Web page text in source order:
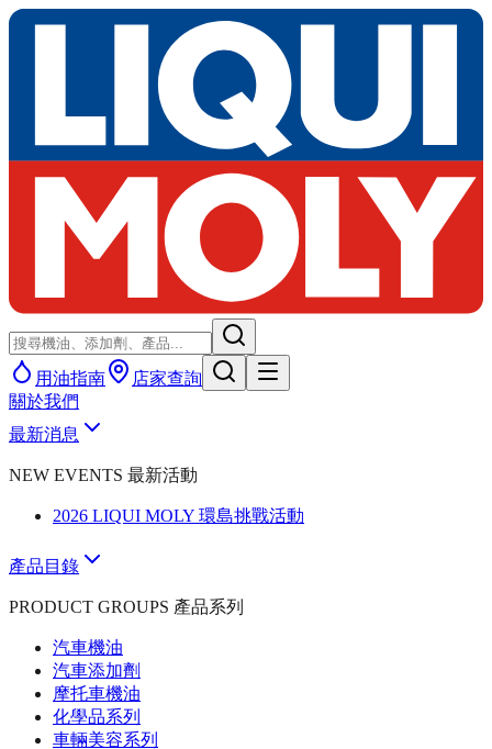
用油指南
店家查詢
關於我們
最新消息
NEW EVENTS 最新活動
2026 LIQUI MOLY 環島挑戰活動
產品目錄
PRODUCT GROUPS 產品系列
汽車機油
汽車添加劑
摩托車機油
化學品系列
車輛美容系列